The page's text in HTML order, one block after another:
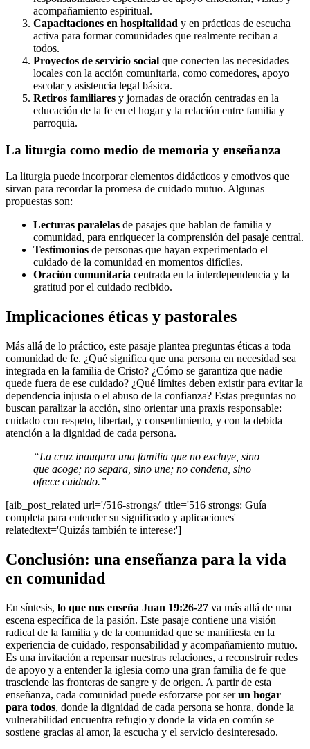
acompañamiento espiritual.
Capacitaciones en hospitalidad y en prácticas de escucha
activa para formar comunidades que realmente reciban a
todos.
Proyectos de servicio social que conecten las necesidades
locales con la acción comunitaria, como comedores, apoyo
escolar y asistencia legal básica.
Retiros familiares y jornadas de oración centradas en la
educación de la fe en el hogar y la relación entre familia y
parroquia.
La liturgia como medio de memoria y enseñanza
La liturgia puede incorporar elementos didácticos y emotivos que
sirvan para recordar la promesa de cuidado mutuo. Algunas
propuestas son:
Lecturas paralelas de pasajes que hablan de familia y
comunidad, para enriquecer la comprensión del pasaje central.
Testimonios de personas que hayan experimentado el
cuidado de la comunidad en momentos difíciles.
Oración comunitaria centrada en la interdependencia y la
gratitud por el cuidado recibido.
Implicaciones éticas y pastorales
Más allá de lo práctico, este pasaje plantea preguntas éticas a toda
comunidad de fe. ¿Qué significa que una persona en necesidad sea
integrada en la familia de Cristo? ¿Cómo se garantiza que nadie
quede fuera de ese cuidado? ¿Qué límites deben existir para evitar la
dependencia injusta o el abuso de la confianza? Estas preguntas no
buscan paralizar la acción, sino orientar una praxis responsable:
cuidado con respeto, libertad, y consentimiento, y con la debida
atención a la dignidad de cada persona.
“La cruz inaugura una familia que no excluye, sino
que acoge; no separa, sino une; no condena, sino
ofrece cuidado.”
[aib_post_related url='/516-strongs/' title='516 strongs: Guía
completa para entender su significado y aplicaciones'
relatedtext='Quizás también te interese:']
Conclusión: una enseñanza para la vida
en comunidad
En síntesis, lo que nos enseña Juan 19:26-27 va más allá de una
escena específica de la pasión. Este pasaje contiene una visión
radical de la familia y de la comunidad que se manifiesta en la
experiencia de cuidado, responsabilidad y acompañamiento mutuo.
Es una invitación a repensar nuestras relaciones, a reconstruir redes
de apoyo y a entender la iglesia como una gran familia de fe que
trasciende las fronteras de sangre y de origen. A partir de esta
enseñanza, cada comunidad puede esforzarse por serun hogar
para todos, donde la dignidad de cada persona se honra, donde la
vulnerabilidad encuentra refugio y donde la vida en común se
sostiene gracias al amor, la escucha y el servicio desinteresado.